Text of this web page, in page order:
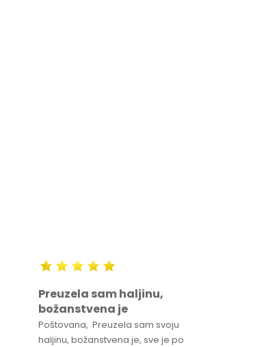
Preuzela sam haljinu,
božanstvena je
Poštovana, Preuzela sam svoju
haljinu, božanstvena je, sve je po